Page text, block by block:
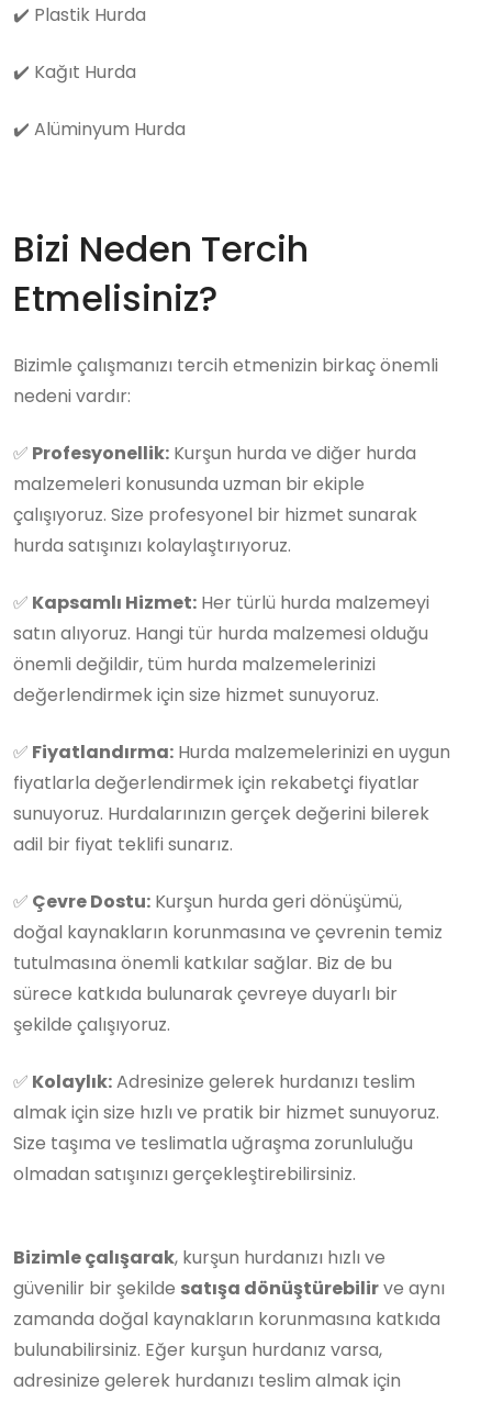
✔️ Plastik Hurda
✔️ Kağıt Hurda
✔️ Alüminyum Hurda
Bizi Neden Tercih
Etmelisiniz?
Bizimle çalışmanızı tercih etmenizin birkaç önemli
nedeni vardır:
✅ Profesyonellik: Kurşun hurda ve diğer hurda
malzemeleri konusunda uzman bir ekiple
çalışıyoruz. Size profesyonel bir hizmet sunarak
hurda satışınızı kolaylaştırıyoruz.
✅ Kapsamlı Hizmet: Her türlü hurda malzemeyi
satın alıyoruz. Hangi tür hurda malzemesi olduğu
önemli değildir, tüm hurda malzemelerinizi
değerlendirmek için size hizmet sunuyoruz.
✅ Fiyatlandırma: Hurda malzemelerinizi en uygun
fiyatlarla değerlendirmek için rekabetçi fiyatlar
sunuyoruz. Hurdalarınızın gerçek değerini bilerek
adil bir fiyat teklifi sunarız.
✅ Çevre Dostu: Kurşun hurda geri dönüşümü,
doğal kaynakların korunmasına ve çevrenin temiz
tutulmasına önemli katkılar sağlar. Biz de bu
sürece katkıda bulunarak çevreye duyarlı bir
şekilde çalışıyoruz.
✅ Kolaylık:Adresinize gelerek hurdanızı teslim
almak için size hızlı ve pratik bir hizmet sunuyoruz.
Size taşıma ve teslimatla uğraşma zorunluluğu
olmadan satışınızı gerçekleştirebilirsiniz.
Bizimle çalışarak, kurşun hurdanızı hızlı ve
güvenilir bir şekilde satışa dönüştürebilirve aynı
zamanda doğal kaynakların korunmasına katkıda
bulunabilirsiniz. Eğer kurşun hurdanız varsa,
adresinize gelerek hurdanızı teslim almak için